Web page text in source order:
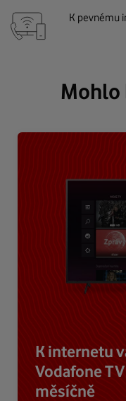
K pevnému
Mohlo
K internetu
Vodafone
měsíčně